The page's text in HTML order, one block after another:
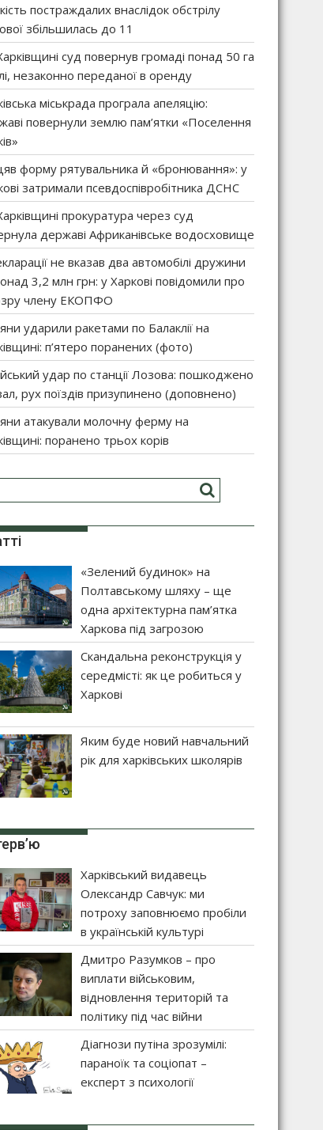
постраждалих внаслідок обстрілу
збільшилась до 11
суд повернув громаді понад 50 га
незаконно переданої в оренду
міськрада програла апеляцію:
повернули землю пам’ятки «Поселення
форму рятувальника й «бронювання»: у
затримали псевдоспівробітника ДСНС
прокуратура через суд
державі Африканівське водосховище
не вказав два автомобілі дружини
3,2 млн грн: у Харкові повідомили про
члену ЕКОПФО
ударили ракетами по Балаклії на
п’ятеро поранених (фото)
удар по станції Лозова: пошкоджено
рух поїздів призупинено (доповнено)
атакували молочну ферму на
поранено трьох корів
«Зелений будинок» на
Полтавському шляху – ще
одна архітектурна пам’ятка
Харкова під загрозою
Скандальна реконструкція у
середмісті: як це робиться у
Харкові
Яким буде новий навчальний
рік для харківських школярів
Харківський видавець
Олександр Савчук: ми
потроху заповнюємо пробіли
в українській культурі
Дмитро Разумков – про
виплати військовим,
відновлення територій та
політику під час війни
Діагнози путіна зрозумілі:
параноїк та соціопат –
експерт з психології